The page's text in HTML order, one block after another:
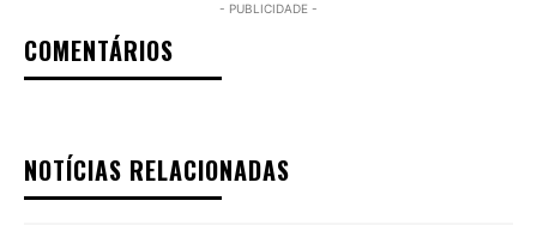
- PUBLICIDADE -
COMENTÁRIOS
NOTÍCIAS RELACIONADAS